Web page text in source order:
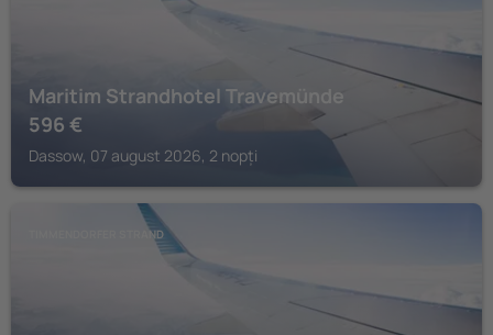
Maritim Strandhotel Travemünde
596 €
Dassow, 07 august 2026, 2 nopți
TIMMENDORFER STRAND